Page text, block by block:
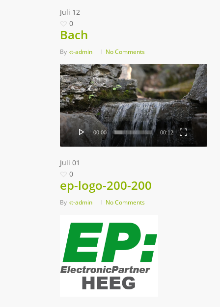
Juli 12
0
Bach
By kt-admin No Comments
Video-
Player
00:00 00:12
Juli 01
0
ep-logo-200-200
By kt-admin No Comments